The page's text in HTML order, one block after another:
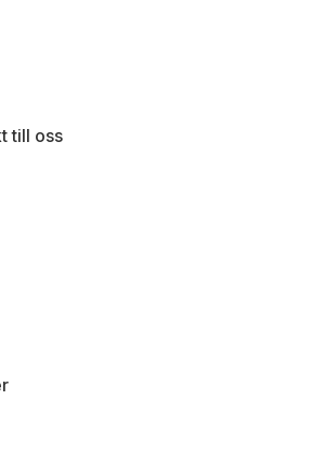
till oss